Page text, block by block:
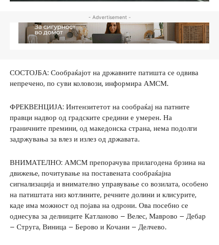
- Advertisement -
СОСТОЈБА: Сообраќајот на државните патишта се одвива
непречено, по суви коловози, информира АМСМ.
ФРЕКВЕНЦИЈА: Интензитетот на сообраќај на патните
правци надвор од градските средини е умерен. На
граничните премини, од македонска страна, нема подолги
задржувања за влез и излез од државата.
ВНИМАТЕЛНО: АМСМ препорачува прилагодена брзина на
движење, почитување на поставената сообраќајна
сигнализација и внимателно управување со возилата, особено
на патиштата низ котлините, речните долини и клисурите,
каде има можност од појава на одрони. Ова посебно се
однесува за делниците Катланово – Велес, Маврово – Дебар
– Струга, Виница – Берово и Кочани – Делчево.